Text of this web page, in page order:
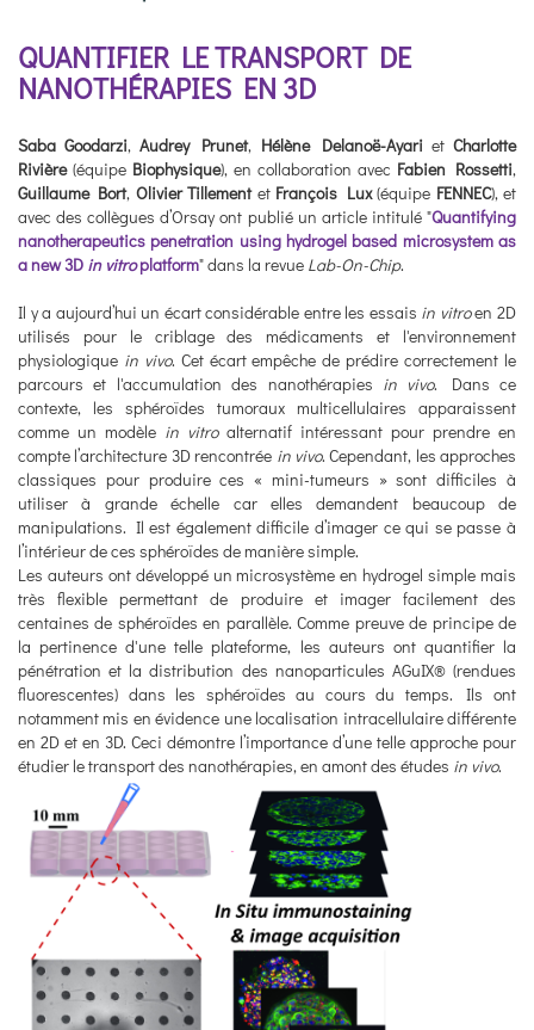
QUANTIFIER LE TRANSPORT DE
NANOTHÉRAPIES EN 3D
Saba Goodarzi,Audrey Prunet, Hélène Delanoë-AyarietCharlotte
Rivière(équipe Biophysique), en collaboration avec Fabien Rossetti,
Guillaume Bort, Olivier Tillementet François Lux(équipe FENNEC), et
avec des collègues d’Orsay ont publié un article intitulé "Quantifying
nanotherapeutics penetration using hydrogel based microsystem as
a new 3D in vitroplatform" dans la revue Lab-On-Chip.
Il y a aujourd’hui un écart considérable entre les essais in vitroen 2D
utilisés pour le criblage des médicaments et l'environnement
physiologique in vivo. Cet écart empêche de prédire correctement le
parcours et l'accumulation des nanothérapies in vivo. Dans ce
contexte, les sphéroïdes tumoraux multicellulaires apparaissent
comme un modèle in vitroalternatif intéressant pour prendre en
compte l’architecture 3D rencontrée in vivo. Cependant, les approches
classiques pour produire ces « mini-tumeurs » sont difficiles à
utiliser à grande échelle car elles demandent beaucoup de
manipulations. Il est également difficile d’imager ce qui se passe à
l’intérieur de ces sphéroïdes de manière simple.
Les auteurs ont développé un microsystème en hydrogel simple mais
très flexible permettant de produire et imager facilement des
centaines de sphéroïdes en parallèle. Comme preuve de principe de
la pertinence d'une telle plateforme, les auteurs ont quantifier la
pénétration et la distribution des nanoparticules AGuIX® (rendues
fluorescentes) dans les sphéroïdes au cours du temps. Ils ont
notamment mis en évidence une localisation intracellulaire différente
en 2D et en 3D. Ceci démontre l’importance d’une telle approche pour
étudier le transport des nanothérapies, en amont des études in vivo.